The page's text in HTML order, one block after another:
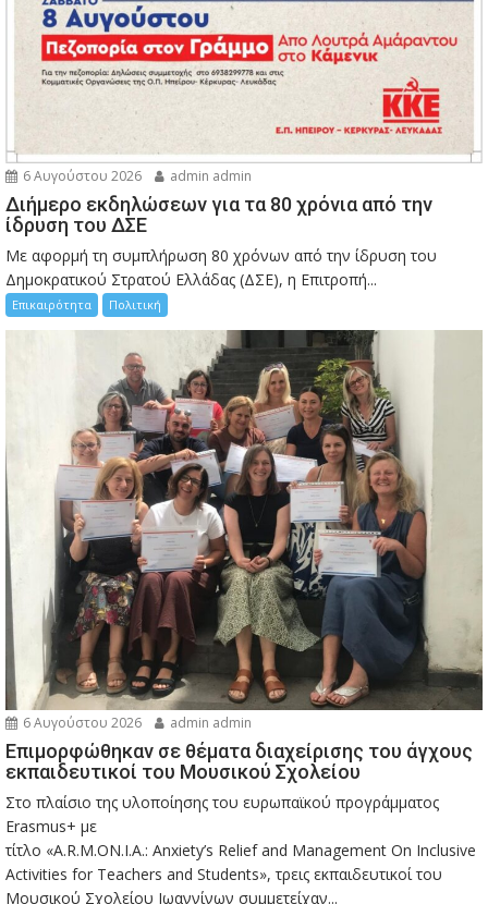
6 Αυγούστου 2026 admin admin
Διήμερο εκδηλώσεων για τα 80 χρόνια από την
ίδρυση του ΔΣΕ
Με αφορμή τη συμπλήρωση 80 χρόνων από την ίδρυση του
Δημοκρατικού Στρατού Ελλάδας (ΔΣΕ), η Επιτροπή...
Επικαιρότητα Πολιτική
6 Αυγούστου 2026 admin admin
Eπιμορφώθηκαν σε θέματα διαχείρισης του άγχους
εκπαιδευτικοί του Μουσικού Σχολείου
Στο πλαίσιο της υλοποίησης του ευρωπαϊκού προγράμματος
Erasmus+ με
τίτλο «A.R.M.ON.I.A.: Anxiety’s Relief and Management On Inclusive
Activities for Teachers and Students», τρεις εκπαιδευτικοί του
Μουσικού Σχολείου Ιωαννίνων συμμετείχαν...